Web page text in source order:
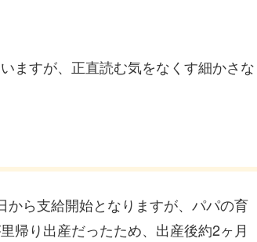
ますが、正直読む気をなくす細かさな
ら支給開始となりますが、パパの育
帰り出産だったため、出産後約2ヶ月